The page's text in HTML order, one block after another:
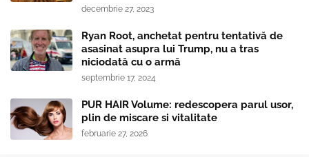
decembrie 27, 2023
Ryan Root, anchetat pentru tentativă de
asasinat asupra lui Trump, nu a tras
niciodată cu o armă
septembrie 17, 2024
PUR HAIR Volume: redescopera parul usor,
plin de miscare si vitalitate
februarie 27, 2026